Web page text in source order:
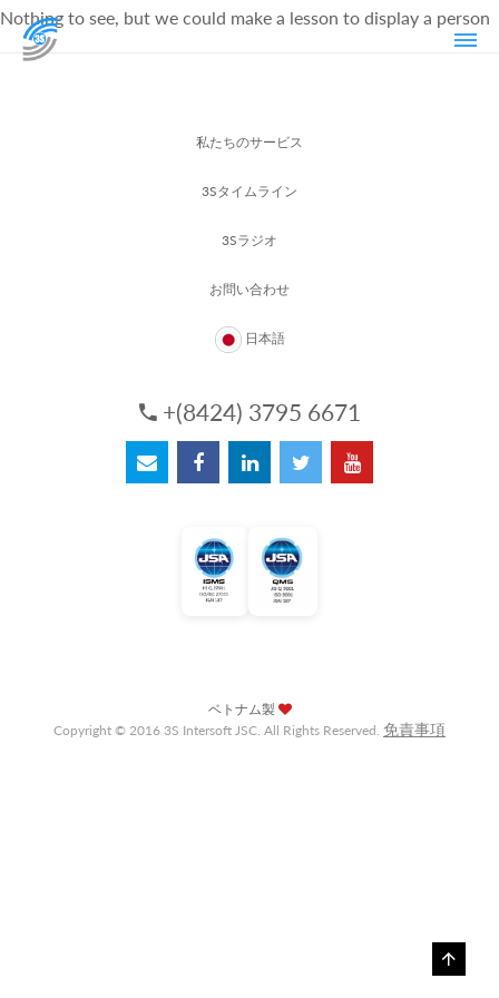
Nothing to see, but we could make a lesson to display a person
私たちのサービス
3Sタイムライン
3Sラジオ
お問い合わせ
日本語
+(8424) 3795 6671
ベトナム製
Copyright © 2016 3S Intersoft JSC. All Rights Reserved. 免責事項